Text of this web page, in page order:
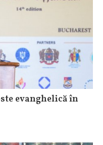
evanghelică în